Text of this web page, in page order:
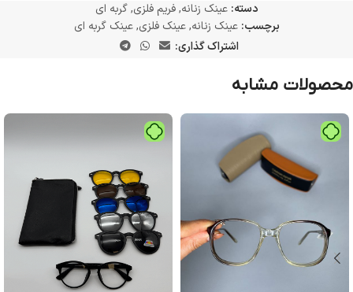
دسته: عینک زنانه, فریم فلزی, گربه ای
برچسب: عینک زنانه, عینک فلزی, عینک گربه ای
اشتراک گذاری:
محصولات مشابه